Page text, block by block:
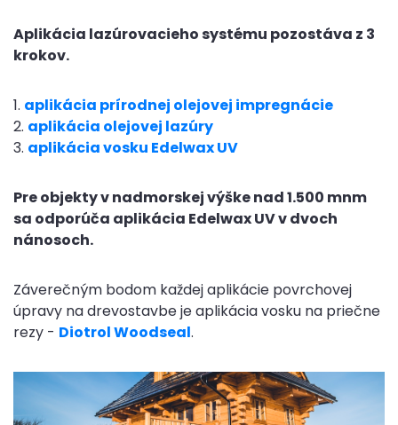
Aplikácia lazúrovacieho systému pozostáva z 3
krokov.
1. aplikácia prírodnej olejovej impregnácie
2. aplikácia olejovej lazúry
3. aplikácia vosku Edelwax UV
Pre objekty v nadmorskej výške nad 1.500 mnm
sa odporúča aplikácia Edelwax UV v dvoch
nánosoch.
Záverečným bodom každej aplikácie povrchovej
úpravy na drevostavbe je aplikácia vosku na priečne
rezy - Diotrol Woodseal.